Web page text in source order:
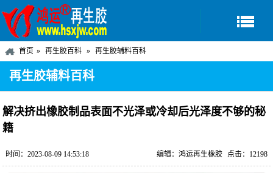
首页 再生胶百科 再生胶辅料百科
再生胶辅料百科
解决挤出橡胶制品表面不光泽或冷却后光泽度不够的秘
籍
时间：2023-08-09 14:53:18 点击：12198
编辑：鸿运再生橡胶